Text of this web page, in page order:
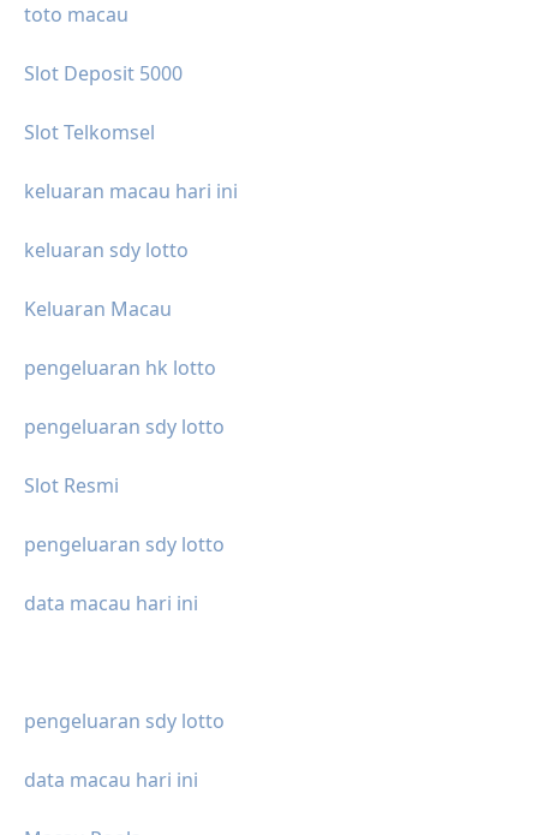
toto macau
Slot Deposit 5000
Slot Telkomsel
keluaran macau hari ini
keluaran sdy lotto
Keluaran Macau
pengeluaran hk lotto
pengeluaran sdy lotto
Slot Resmi
pengeluaran sdy lotto
data macau hari ini
pengeluaran sdy lotto
data macau hari ini